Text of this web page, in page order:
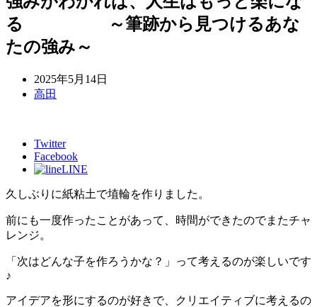
る ～筆跡から見つけるあな
たの強み～
2025年5月14日
高田
Twitter
Facebook
LINE
久しぶりに紙粘土で埴輪を作りました。
前にも一度作ったことがあって、時間ができたのでまたチャ
レンジ。
「次はどんな子を作ろうかな？」って考えるのが楽しいです
♪
アイデアを形にするのが好きで、クリエイティブに考えるの